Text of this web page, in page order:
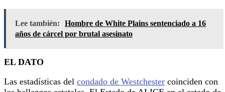
Lee también:
Hombre de White Plains sentenciado a 16
años de cárcel por brutal asesinato
EL DATO
Las estadísticas del condado de Westchester coinciden con